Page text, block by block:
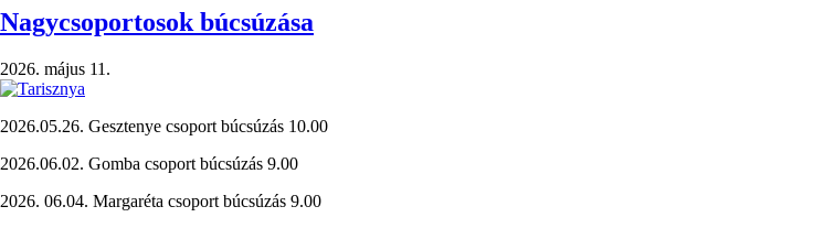
munkanapok)
Nagycsoportosok búcsúzása
2026. május 11.
2026.05.26. Gesztenye csoport búcsúzás 10.00
2026.06.02. Gomba csoport búcsúzás 9.00
2026. 06.04. Margaréta csoport búcsúzás 9.00